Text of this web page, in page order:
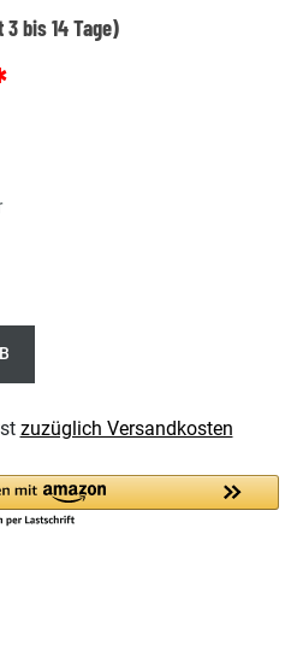
bis 14 Tage)
zuzüglich Versandkosten